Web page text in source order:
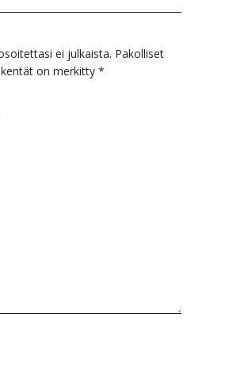
ei julkaista. Pakolliset
kentät on merkitty *